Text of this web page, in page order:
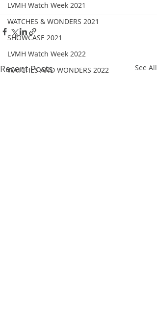
LVMH Watch Week 2021
WATCHES & WONDERS 2021
SHOWCASE 2021
LVMH Watch Week 2022
WATCHES AND WONDERS 2022
Recent Posts See All